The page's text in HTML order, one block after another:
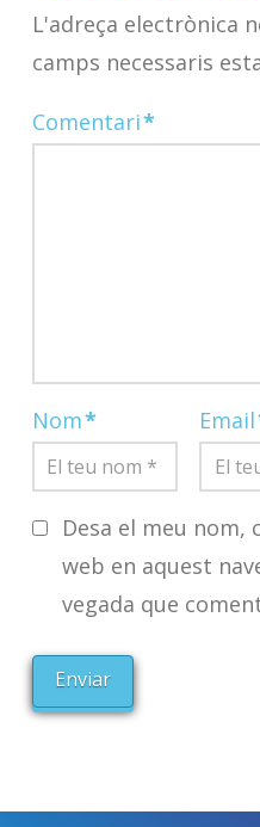
L'adreça electrònica
camps necessaris
Comentari*
Nom*
Desa el meu
web en aquest
vegada que